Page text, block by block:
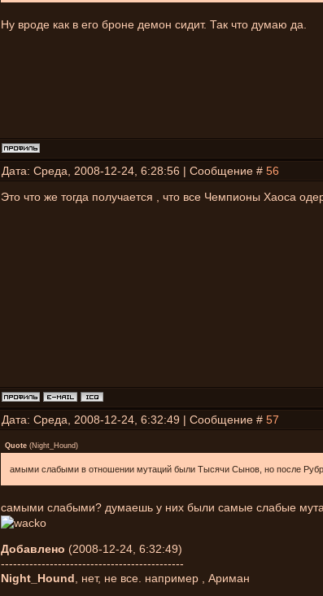
Ну вроде как в его броне демон сидит. Так что думаю да.
Дата: Среда, 2008-12-24, 6:28:56 | Сообщение # 56
Это что же тогда получается , что все Чемпионы Хаоса
Дата: Среда, 2008-12-24, 6:32:49 | Сообщение # 57
Quote (Night_Hound)
амыми слабыми в отношении мутаций были Тысячи Сынов, но после
самыми слабыми? думаешь у них были самые слабые
Добавлено (2008-12-24, 6:32:49)
---------------------------------------------
Night_Hound, нет, не все. например , Ариман